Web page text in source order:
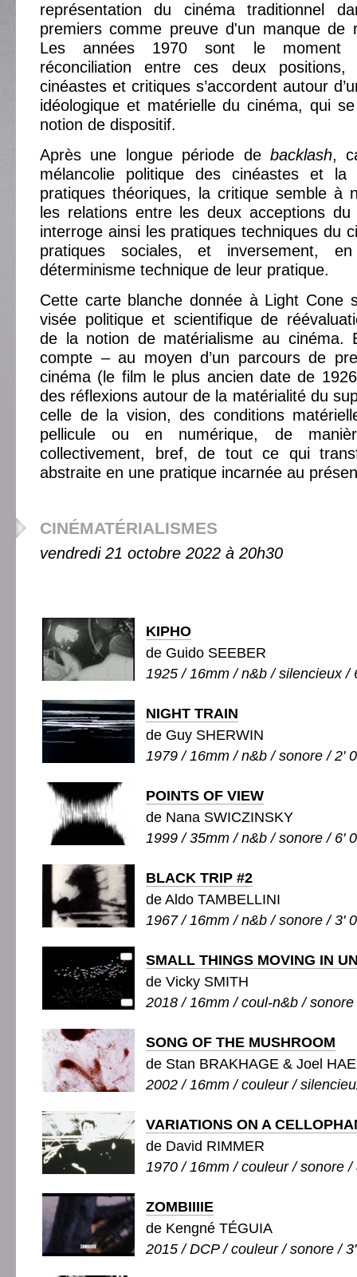
représentation du cinéma traditionnel
premiers comme preuve d'un manque de
Les années 1970 sont le moment
réconciliation entre ces deux positions,
cinéastes et critiques s’accordent autour
idéologique et matérielle du cinéma, qui
notion de dispositif.
Après une longue période de backlash,
mélancolie politique des cinéastes et la
pratiques théoriques, la critique semble à
les relations entre les deux acceptions du
interroge ainsi les pratiques techniques du
pratiques sociales, et inversement,
déterminisme technique de leur pratique.
Cette carte blanche donnée à Light Cone
visée politique et scientifique de
de la notion de matérialisme au cinéma.
compte – au moyen d’un parcours de
cinéma (le film le plus ancien date de
des réflexions autour de la matérialité du
celle de la vision, des conditions
pellicule ou en numérique, de
collectivement, bref, de tout ce qui
abstraite en une pratique incarnée au
CINÉMATÉRIALISMES
vendredi 21 octobre 2022 à 20h30
KIPHO
de Guido SEEBER
1925 / 16mm / n&b / silencieux /
NIGHT TRAIN
de Guy SHERWIN
1979 / 16mm / n&b / sonore / 2'
POINTS OF VIEW
de Nana SWICZINSKY
1999 / 35mm / n&b / sonore / 6'
BLACK TRIP #2
de Aldo TAMBELLINI
1967 / 16mm / n&b / sonore / 3'
SMALL THINGS MOVING IN
de Vicky SMITH
2018 / 16mm / coul-n&b / sonore
SONG OF THE MUSHROOM
de Stan BRAKHAGE & Joel
2002 / 16mm / couleur /
VARIATIONS ON A
de David RIMMER
1970 / 16mm / couleur / sonore /
ZOMBIIIIE
de Kengné TÉGUIA
2015 / DCP / couleur / sonore /